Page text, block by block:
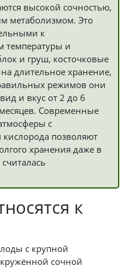
высокой сочностью,
метаболизмом. Это
к
температуры и
и груш, косточковые
длительное хранение,
режимов они
и вкус от 2 до 6
Современные
с
позволяют
хранения даже в
к
с крупной
сочной